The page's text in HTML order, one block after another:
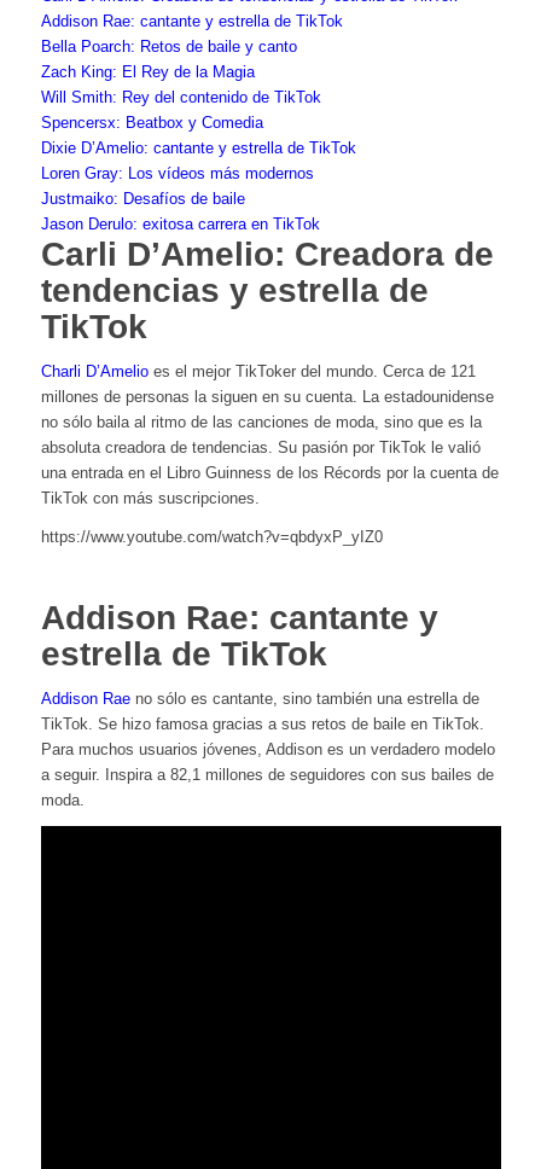
Addison Rae: cantante y estrella de TikTok
Bella Poarch: Retos de baile y canto
Zach King: El Rey de la Magia
Will Smith: Rey del contenido de TikTok
Spencersx: Beatbox y Comedia
Dixie D’Amelio: cantante y estrella de TikTok
Loren Gray: Los vídeos más modernos
Justmaiko: Desafíos de baile
Jason Derulo: exitosa carrera en TikTok
Carli D’Amelio: Creadora de
tendencias y estrella de
TikTok
Charli D’Amelioes el mejor TikToker del mundo. Cerca de 121
millones de personas la siguen en su cuenta. La estadounidense
no sólo baila al ritmo de las canciones de moda, sino que es la
absoluta creadora de tendencias. Su pasión por TikTok le valió
una entrada en el Libro Guinness de los Récords por la cuenta de
TikTok con más suscripciones.
https://www.youtube.com/watch?v=qbdyxP_yIZ0
Addison Rae: cantante y
estrella de TikTok
Addison Raeno sólo es cantante, sino también una estrella de
TikTok. Se hizo famosa gracias a sus retos de baile en TikTok.
Para muchos usuarios jóvenes, Addison es un verdadero modelo
a seguir. Inspira a 82,1 millones de seguidores con sus bailes de
moda.